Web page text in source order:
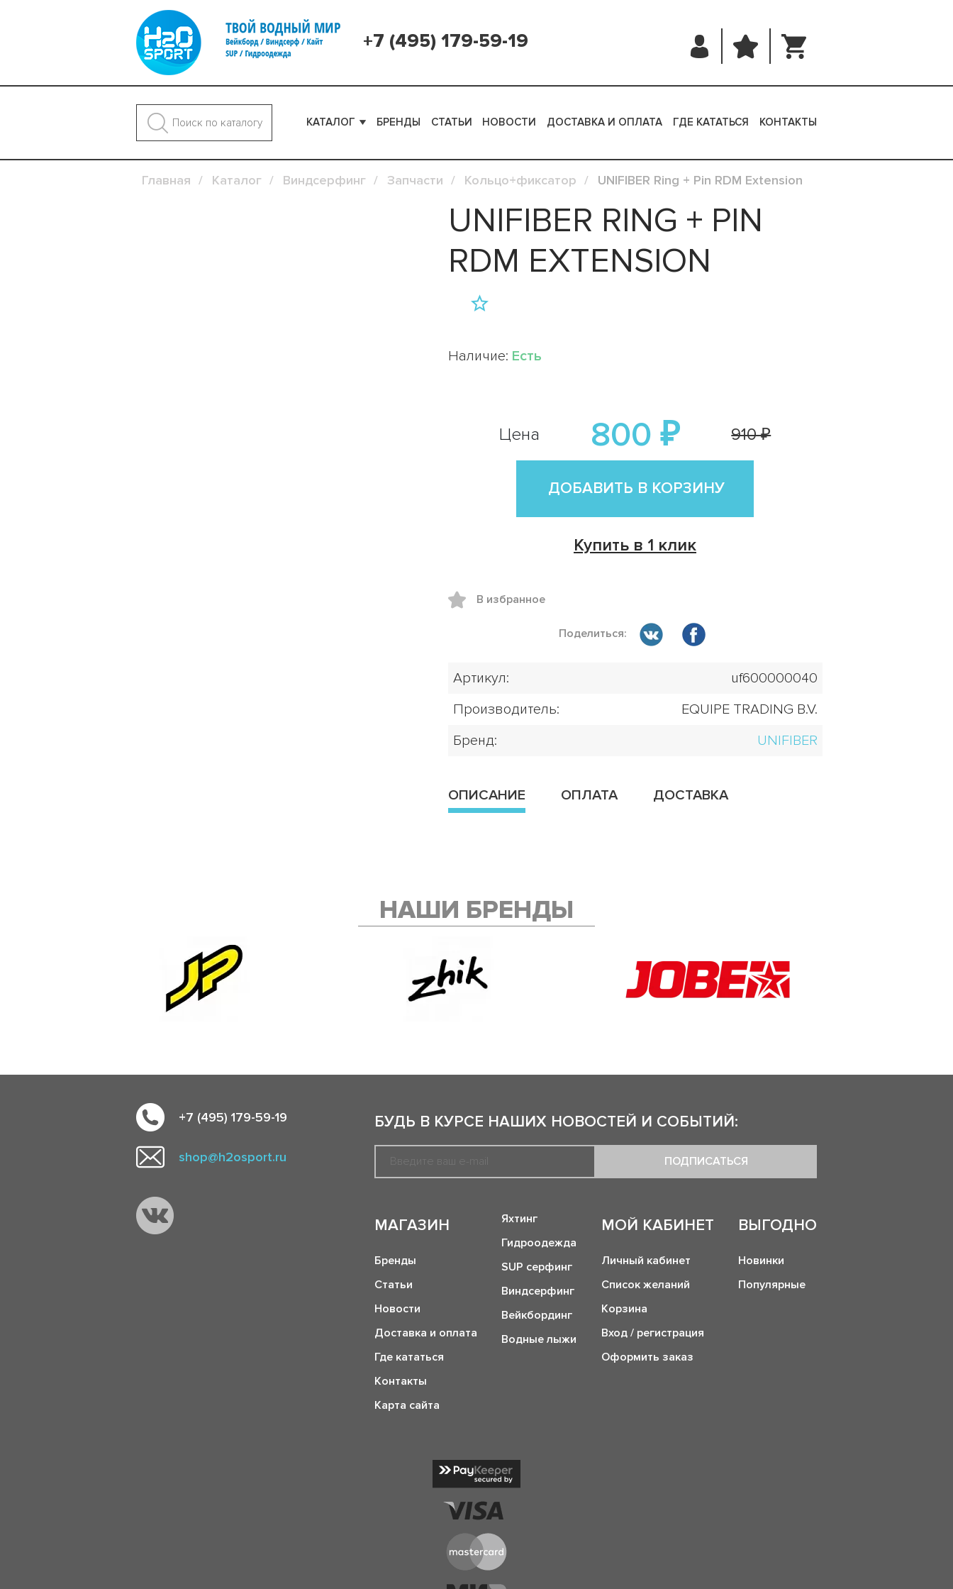
+7 (495) 179-59-19
КАТАЛОГ БРЕНДЫ СТАТЬИ НОВОСТИ ДОСТАВКА И ОПЛАТА ГДЕ КАТАТЬСЯ КОНТАКТЫ
Главная Каталог Виндсерфинг Запчасти Кольцо+фиксатор UNIFIBER Ring + Pin RDM Extension
UNIFIBER RING + PIN
RDM EXTENSION
Наличие: Есть
Цена 800 ₽ 910 ₽
ДОБАВИТЬ В КОРЗИНУ
Купить в 1 клик
В избранное
Поделиться:
Артикул:
uf600000040
Производитель:
EQUIPE TRADING B.V.
Бренд:
UNIFIBER
ОПИСАНИЕ ОПЛАТА ДОСТАВКА
НАШИ БРЕНДЫ
+7 (495) 179-59-19
shop@h2osport.ru
БУДЬ В КУРСЕ НАШИХ НОВОСТЕЙ И СОБЫТИЙ:
ПОДПИСАТЬСЯ
МАГАЗИН
Бренды
Статьи
Новости
Доставка и оплата
Где кататься
Контакты
Карта сайта
Яхтинг
Гидроодежда
SUP серфинг
Виндсерфинг
Вейкбординг
Водные лыжи
МОЙ КАБИНЕТ
Личный кабинет
Список желаний
Корзина
Вход / регистрация
Оформить заказ
ВЫГОДНО
Новинки
Популярные